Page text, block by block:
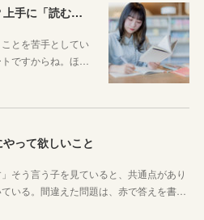
読むのを邪魔するのは心！？上手に「読む」ための気持ちの対処法
とを苦手としてい
ですからね。ほ…
やって欲しいこと
そう言う子を見ていると、共通点があり
いる。間違えた問題は、赤で答えを書…